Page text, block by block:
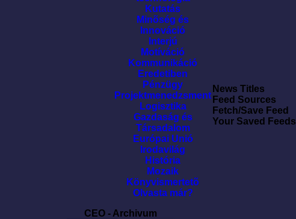
Kutatás
Minõség és
Innováció
Interjú
Motíváció
Kommunikáció
Eredetiben
Pénzügy
Projektmenedzsment
Logisztika
Gazdaság és
Társadalom
Európai Unió
Irodavilág
História
Mozaik
Könyvismertetõ
Olvasta már?
CEO - Archivum
News Titles
Feed Sources
Fetch/Save Feed
Your Saved Feeds